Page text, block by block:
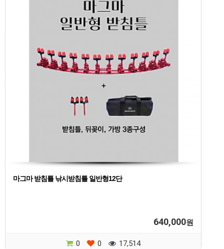
마그마 받침틀 낚시받침틀 일반형12단
640,000원
0 0 17,514